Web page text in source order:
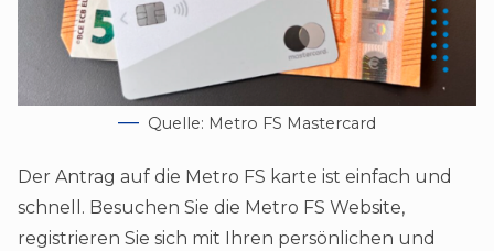
Quelle: Metro FS Mastercard
Der Antrag auf die Metro FS karte ist einfach und
schnell. Besuchen Sie die Metro FS Website,
registrieren Sie sich mit Ihren persönlichen und